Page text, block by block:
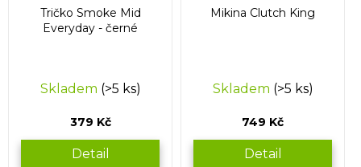
Tričko Smoke Mid
Everyday - černé
Skladem (>5 ks)
379 Kč
Detail
Mikina Clutch King
Skladem (>5 ks)
749 Kč
Detail